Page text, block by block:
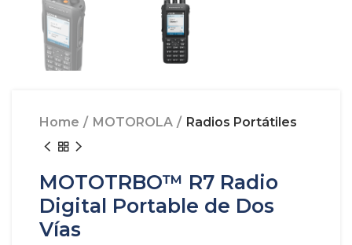
Home MOTOROLA Radios Portátiles
MOTOTRBO™ R7 Radio
Digital Portable de Dos
Vías